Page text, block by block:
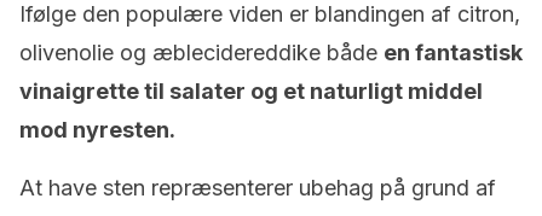
Ifølge den populære viden er blandingen af citron,
olivenolie og æblecidereddike både en fantastisk
vinaigrette til salater og et naturligt middel
mod nyresten.
At have sten repræsenterer ubehag på grund af